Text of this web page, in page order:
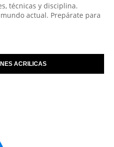
técnicas y disciplina.
actual. Prepárate para
ACRILICAS